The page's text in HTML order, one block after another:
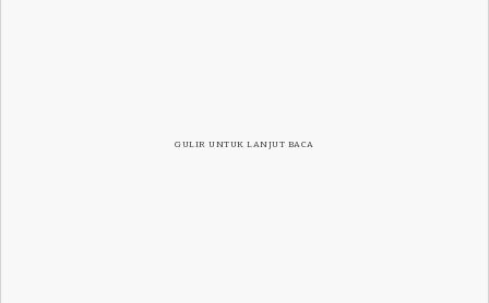
GULIR UNTUK LANJUT BACA